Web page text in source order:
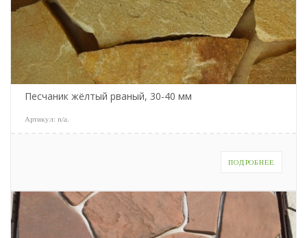
Песчаник жёлтый рваный, 30-40 мм
Артикул: n/a
ПОДРОБНЕЕ